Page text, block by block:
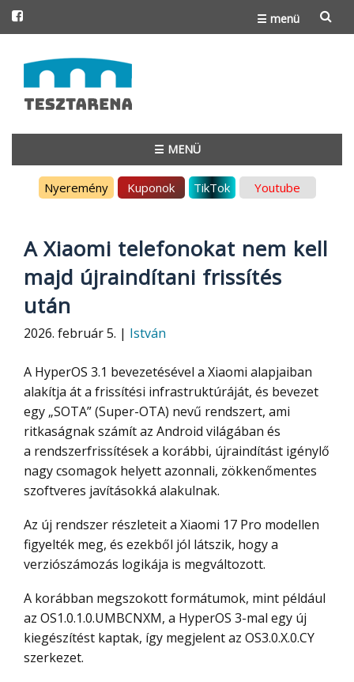
☰ menü
to
content
☰ MENÜ
Nyeremény Kuponok TikTok Youtube
A Xiaomi telefonokat nem kell
majd újraindítani frissítés
után
2026. február 5. | István
A HyperOS 3.1 bevezetésével a Xiaomi alapjaiban
alakítja át a frissítési infrastruktúráját, és bevezet
egy „SOTA” (Super-OTA) nevű rendszert, ami
ritkaságnak számít az Android világában és
a rendszerfrissítések a korábbi, újraindítást igénylő
nagy csomagok helyett azonnali, zökkenőmentes
szoftveres javításokká alakulnak.
Az új rendszer részleteit a Xiaomi 17 Pro modellen
figyelték meg, és ezekből jól látszik, hogy a
verziószámozás logikája is megváltozott.
A korábban megszokott formátumok, mint például
az OS1.0.1.0.UMBCNXM, a HyperOS 3-mal egy új
kiegészítést kaptak, így megjelent az OS3.0.X.0.CY
szerkezet.